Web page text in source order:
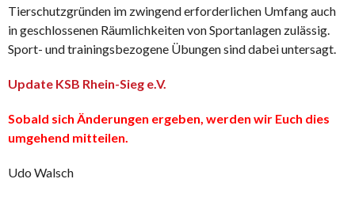
Tierschutzgründen im zwingend erforderlichen Umfang auch
in geschlossenen Räumlichkeiten von Sportanlagen zulässig.
Sport- und trainingsbezogene Übungen sind dabei untersagt.
Update KSB Rhein-Sieg e.V.
Sobald sich Änderungen ergeben, werden wir Euch dies
umgehend mitteilen.
Udo Walsch